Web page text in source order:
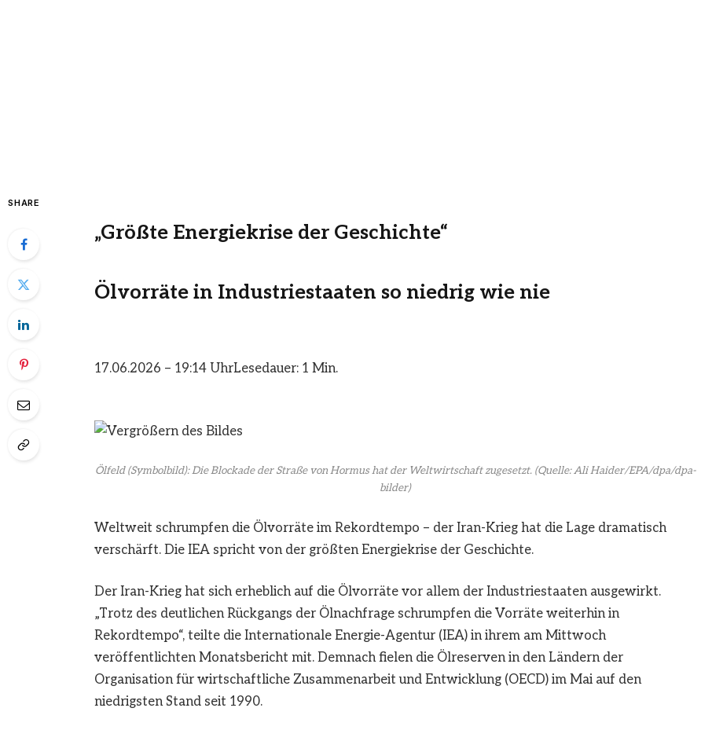
SHARE
„Größte Energiekrise der Geschichte“
Ölvorräte in Industriestaaten so niedrig wie nie
17.06.2026 – 19:14 UhrLesedauer: 1 Min.
Ölfeld (Symbolbild): Die Blockade der Straße von Hormus hat der Weltwirtschaft zugesetzt. (Quelle: Ali Haider/EPA/dpa/dpa-
bilder)
Weltweit schrumpfen die Ölvorräte im Rekordtempo – der Iran-Krieg hat die Lage dramatisch
verschärft. Die IEA spricht von der größten Energiekrise der Geschichte.
Der Iran-Krieg hat sich erheblich auf die Ölvorräte vor allem der Industriestaaten ausgewirkt.
„Trotz des deutlichen Rückgangs der Ölnachfrage schrumpfen die Vorräte weiterhin in
Rekordtempo“, teilte die Internationale Energie-Agentur (IEA) in ihrem am Mittwoch
veröffentlichten Monatsbericht mit. Demnach fielen die Ölreserven in den Ländern der
Organisation für wirtschaftliche Zusammenarbeit und Entwicklung (OECD) im Mai auf den
niedrigsten Stand seit 1990.